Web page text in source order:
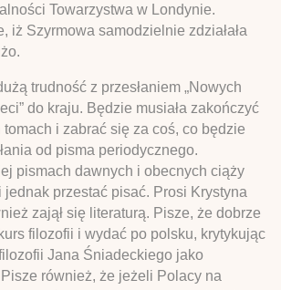
Towarzystwa w Londynie.
iż Szyrmowa samodzielnie zdziałała
trudność z przesłaniem „Nowych
do kraju. Będzie musiała zakończyć
tomach i zabrać się za coś, co będzie
od pisma periodycznego.
pismach dawnych i obecnych ciąży
jednak przestać pisać. Prosi Krystyna
zajął się literaturą. Pisze, że dobrze
filozofii i wydać po polsku, krytykując
Jana Śniadeckiego jako
Pisze również, że jeżeli Polacy na